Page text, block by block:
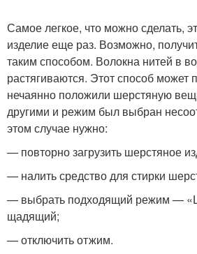
Самое легкое, что можно сделать,
изделие еще раз. Возможно,
таким способом. Волокна нитей в
растягиваются. Этот способ может
нечаянно положили шерстяную
другими и режим был выбран
этом случае нужно:
— повторно загрузить шерстяное
— налить средство для стирки
— выбрать подходящий режим —
щадящий;
— отключить отжим.